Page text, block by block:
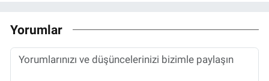
Yorumlar